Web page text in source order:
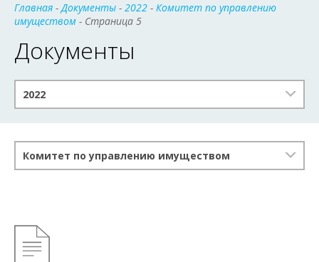
Главная -Документы - 2022 - Комитет по управлению
имуществом - Страница 5
Документы
2022
Комитет по управлению имуществом